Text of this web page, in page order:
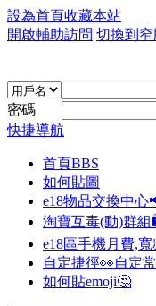
設為首頁收藏本站
開啟輔助訪問 切換到窄
密碼
快捷導航
首頁BBS
如何貼圖
e18物品交換中心
淘寶互毒(動)群
e18區手機月費,
自定捷徑👀自定
如何貼emoji🤔